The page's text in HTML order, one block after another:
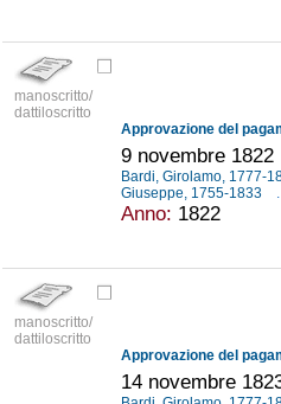
manoscritto/
dattiloscritto
9 novembre 1822
Bardi, Girolamo, 1777-
Giuseppe, 1755-1833
Anno: 1822
manoscritto/
dattiloscritto
14 novembre